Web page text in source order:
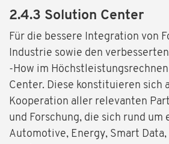
2.4.3 Solution Center
Für die bessere Integration von
Industrie sowie den
-How im
Center. Diese konstituieren sich
Kooperation aller relevanten
und Forschung, die sich rund um
Automotive, Energy, Smart Data,